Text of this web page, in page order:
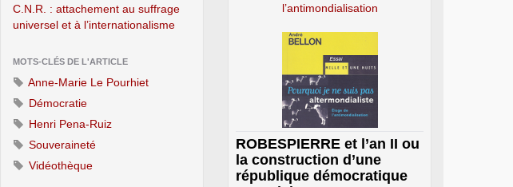
C.N.R. : attachement au suffrage
universel et à l’internationalisme
MOTS-CLÉS DE L'ARTICLE
Anne-Marie Le Pourhiet
Démocratie
Henri Pena-Ruiz
Souveraineté
Vidéothèque
l’antimondialisation
ROBESPIERRE et l’an II ou
la construction d’une
république démocratique